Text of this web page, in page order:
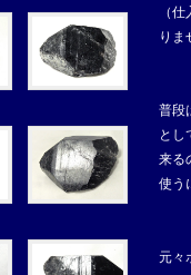
（
りま
普段
とし
来る
使う
元々